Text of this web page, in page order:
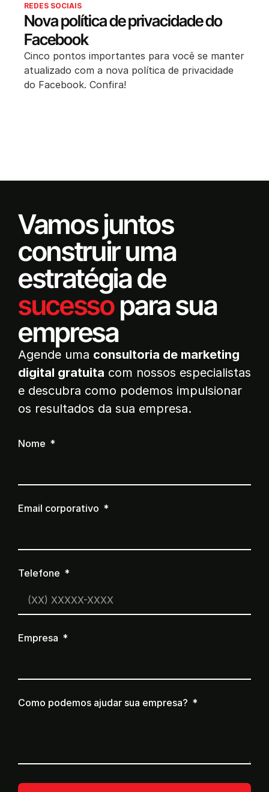
REDES SOCIAIS
Nova política de privacidade do
Facebook
Cinco pontos importantes para você se manter
atualizado com a nova política de privacidade
do Facebook. Confira!
Vamos juntos
construir uma
estratégia de
sucessopara sua
empresa
Agende uma consultoria de marketing
digital gratuita com nossos especialistas
e descubra como podemos impulsionar
os resultados da sua empresa.
Nome
Email corporativo
Telefone
Empresa
Como podemos ajudar sua empresa?